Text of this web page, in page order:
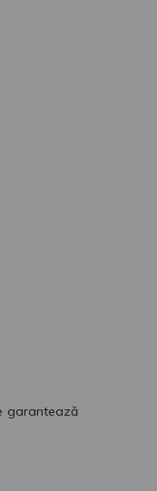
garantează